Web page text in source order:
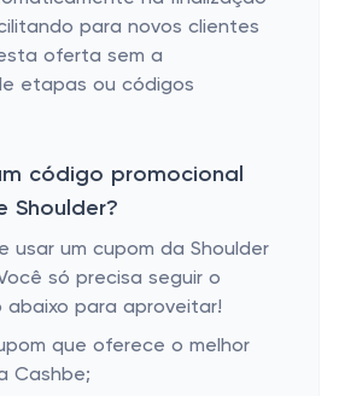
para novos clientes
oferta sem a
etapas ou códigos
código promocional
Shoulder?
usar um cupom da Shoulder
só precisa seguir o
abaixo para aproveitar!
que oferece o melhor
Cashbe;